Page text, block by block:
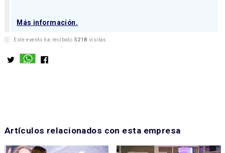
Más información.
Este evento ha recibido 5218 visitas.
Artículos relacionados con esta empresa